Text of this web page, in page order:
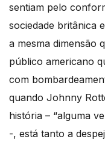
sentiam pelo
sociedade britânica
a mesma dimensão
público americano
com
quando Johnny
história – “alguma
-, está tanto a